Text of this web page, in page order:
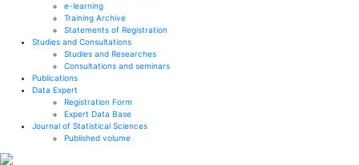
e-learning
Training Archive
Statements of Registration
Studies and Consultations
Studies and Researches
Consultations and seminars
Publications
Data Expert
Registration Form
Expert Data Base
Journal of Statistical Sciences
Published volume